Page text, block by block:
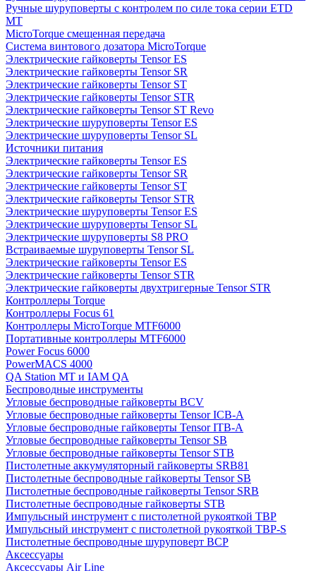
Ручные шуруповерты с контролем по силе тока серии ETD
MT
MicroTorque смещенная передача
Система винтового дозатора MicroTorque
Электрические гайковерты Tensor ES
Электрические гайковерты Tensor SR
Электрические гайковерты Tensor ST
Электрические гайковерты Tensor STR
Электрические гайковерты Tensor ST Revo
Электрические шуруповерты Tensor ES
Электрические шуруповерты Tensor SL
Источники питания
Электрические гайковерты Tensor ES
Электрические гайковерты Tensor SR
Электрические гайковерты Tensor ST
Электрические гайковерты Tensor STR
Электрические шуруповерты Tensor ES
Электрические шуруповерты Tensor SL
Электрические шуруповерты S8 PRO
Встраиваемые шуруповерты Tensor SL
Электрические гайковерты Tensor ES
Электрические гайковерты Tensor STR
Электрические гайковерты двухтригерные Tensor STR
Контроллеры Torque
Контроллеры Focus 61
Контроллеры MicroTorque MTF6000
Портативные контроллеры MTF6000
Power Focus 6000
PowerMACS 4000
QA Station MT и IAM QA
Беспроводные инструменты
Угловые беспроводные гайковерты BCV
Угловые беспроводные гайковерты Tensor ICB-A
Угловые беспроводные гайковерты Tensor ITB-A
Угловые беспроводные гайковерты Tensor SB
Угловые беспроводные гайковерты Tensor STB
Пистолетные аккумуляторный гайковерты SRB81
Пистолетные беспроводные гайковерты Tensor SB
Пистолетные беспроводные гайковерты Tensor SRB
Пистолетные беспроводные гайковерты STB
Импульсный инструмент с пистолетной рукояткой TBP
Импульсный инструмент с пистолетной рукояткой TBP-S
Пистолетные беспроводные шуруповерт BCP
Аксессуары
Аксессуары Air Line